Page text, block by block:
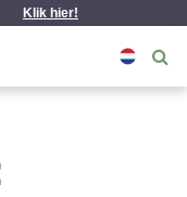
Klik hier!